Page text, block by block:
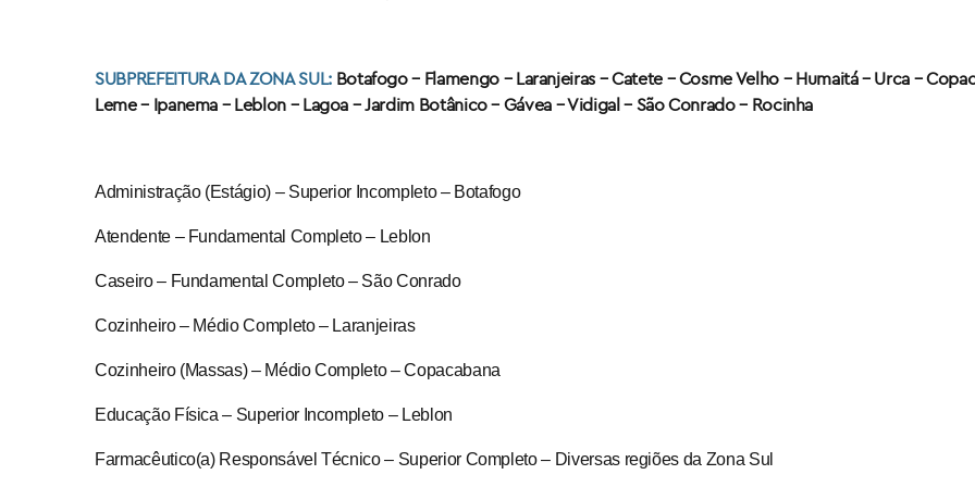
SUBPREFEITURA DA ZONA SUL:Botafogo – Flamengo – Laranjeiras – Catete – Cosme Velho – Humaitá – Urca –
Leme – Ipanema – Leblon – Lagoa – Jardim Botânico – Gávea –Vidigal – São Conrado – Rocinha
Administração (Estágio) – Superior Incompleto – Botafogo
Atendente – Fundamental Completo – Leblon
Caseiro – Fundamental Completo – São Conrado
Cozinheiro – Médio Completo – Laranjeiras
Cozinheiro (Massas) – Médio Completo – Copacabana
Educação Física – Superior Incompleto – Leblon
Farmacêutico(a) Responsável Técnico – Superior Completo – Diversas regiões da Zona Sul